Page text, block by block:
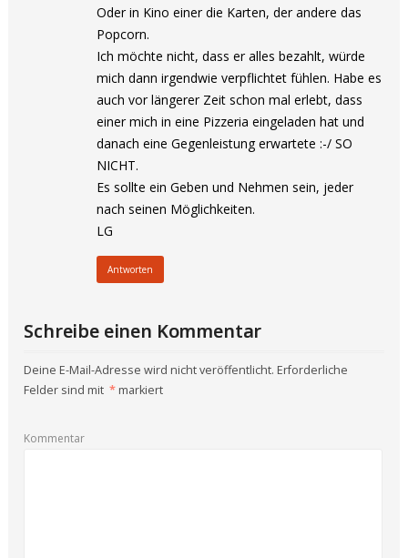
Oder in Kino einer die Karten, der andere das
Popcorn.
Ich möchte nicht, dass er alles bezahlt, würde
mich dann irgendwie verpflichtet fühlen. Habe es
auch vor längerer Zeit schon mal erlebt, dass
einer mich in eine Pizzeria eingeladen hat und
danach eine Gegenleistung erwartete :-/ SO
NICHT.
Es sollte ein Geben und Nehmen sein, jeder
nach seinen Möglichkeiten.
LG
Antworten
Schreibe einen Kommentar
Deine E-Mail-Adresse wird nicht veröffentlicht. Erforderliche
Felder sind mit * markiert
Kommentar